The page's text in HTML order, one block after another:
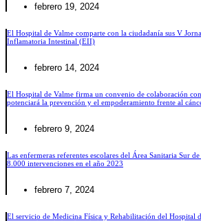
febrero 19, 2024
El Hospital de Valme comparte con la ciudadanía sus V
Inflamatoria Intestinal (EII)
febrero 14, 2024
El Hospital de Valme firma un convenio de colaboración
potenciará la prevención y el empoderamiento frente al
febrero 9, 2024
Las enfermeras referentes escolares del Área Sanitaria Sur
8.000 intervenciones en el año 2023
febrero 7, 2024
El servicio de Medicina Física y Rehabilitación del Hospital